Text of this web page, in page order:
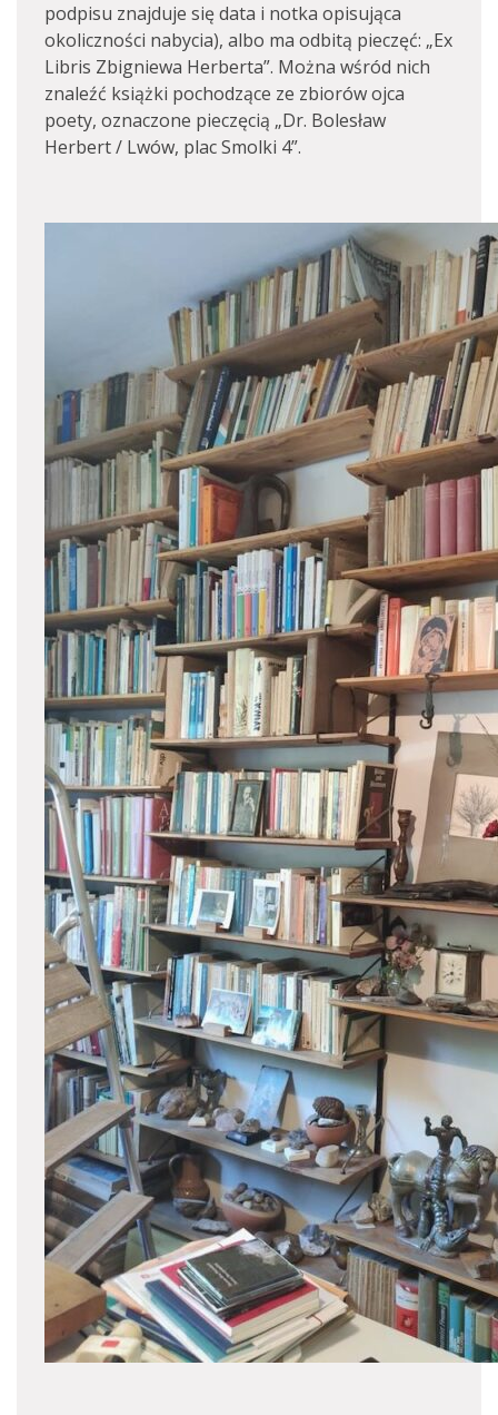
podpisu znajduje się data i notka opisująca
okoliczności nabycia), albo ma odbitą pieczęć: „Ex
Libris Zbigniewa Herberta”. Można wśród nich
znaleźć książki pochodzące ze zbiorów ojca
poety, oznaczone pieczęcią „Dr. Bolesław
Herbert / Lwów, plac Smolki 4”.